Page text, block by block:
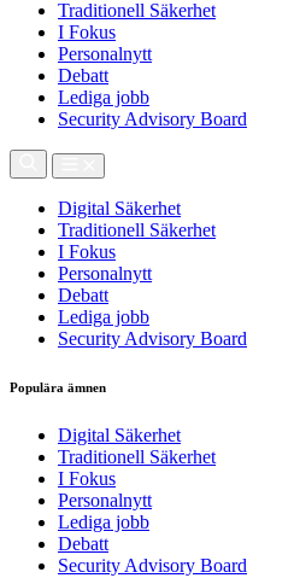
Traditionell Säkerhet
I Fokus
Personalnytt
Debatt
Lediga jobb
Security Advisory Board
Digital Säkerhet
Traditionell Säkerhet
I Fokus
Personalnytt
Debatt
Lediga jobb
Security Advisory Board
Populära ämnen
Digital Säkerhet
Traditionell Säkerhet
I Fokus
Personalnytt
Lediga jobb
Debatt
Security Advisory Board